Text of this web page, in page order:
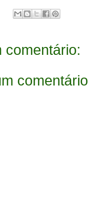
comentário:
comentário